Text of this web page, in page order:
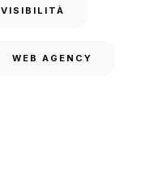
VISIBILITÀ
WEB AGENCY